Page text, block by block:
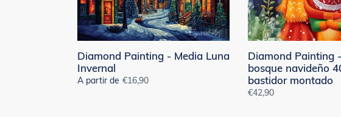
Diamond Painting - Media Luna
Invernal
A partir de Precio
€16,90
40x50cm
con
bastidor
montado
Diamond Painting
bosque navideño
bastidor montado
Precio
€42,90